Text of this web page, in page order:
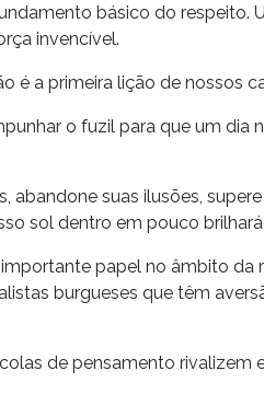
básico do respeito.
invencível.
é a primeira lição de nossos
o fuzil para que um dia
abandone suas ilusões,
sol dentro em pouco
papel no âmbito da
burgueses que têm
de pensamento rivalizem